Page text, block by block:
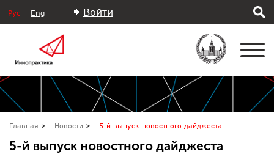
Рус Eng Войти
Главная Новости 5-й выпуск новостного дайджеста
5-й выпуск новостного дайджеста